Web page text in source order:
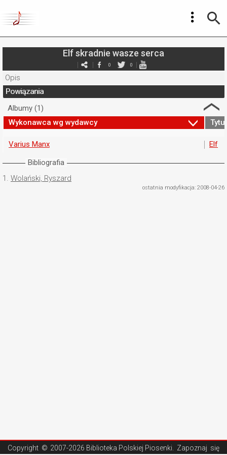
Elf skradnie wasze serca
0 0
Opis
Powiązania
Albumy (1)
Wykonawca wg wydawcy
Tytuł
Varius Manx
Elf
Bibliografia
1. Wolański, Ryszard
ostatnia modyfikacja: 2008-04-26
Copyright © 2007-2026 Biblioteka Polskiej Piosenki . Zapoznaj się